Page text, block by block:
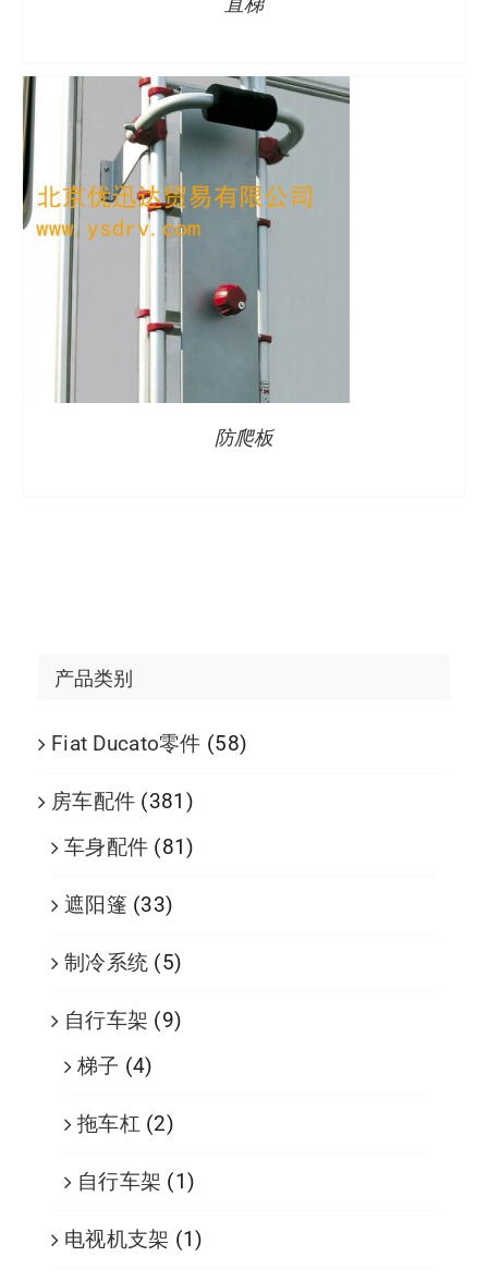
防爬板
产品类别
Fiat Ducato零件 (58)
房车配件 (381)
车身配件 (81)
遮阳篷 (33)
制冷系统 (5)
自行车架 (9)
梯子 (4)
拖车杠 (2)
自行车架 (1)
电视机支架 (1)